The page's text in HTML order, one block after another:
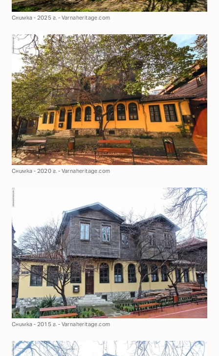
Снимка - 2025 г. - Varnaheritage.com
Снимка - 2020 г. - Varnaheritage.com
Снимка - 2015 г. - Varnaheritage.com